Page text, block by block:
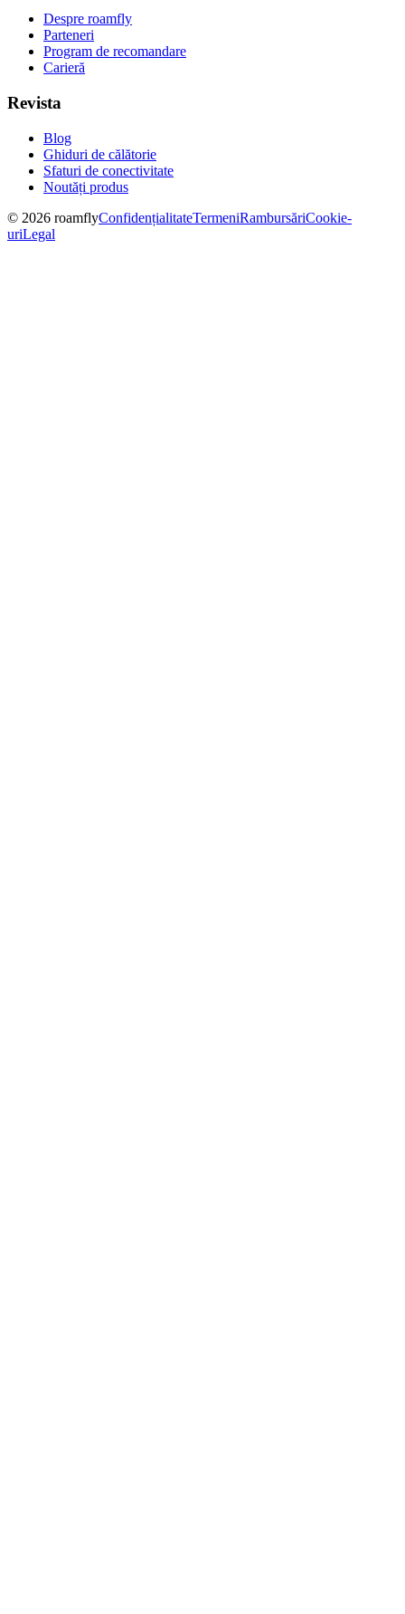
Despre roamfly
Parteneri
Program de recomandare
Carieră
Revista
Blog
Ghiduri de călătorie
Sfaturi de conectivitate
Noutăți produs
© 2026 roamflyConfidențialitateTermeniRambursăriCookie-
uriLegal